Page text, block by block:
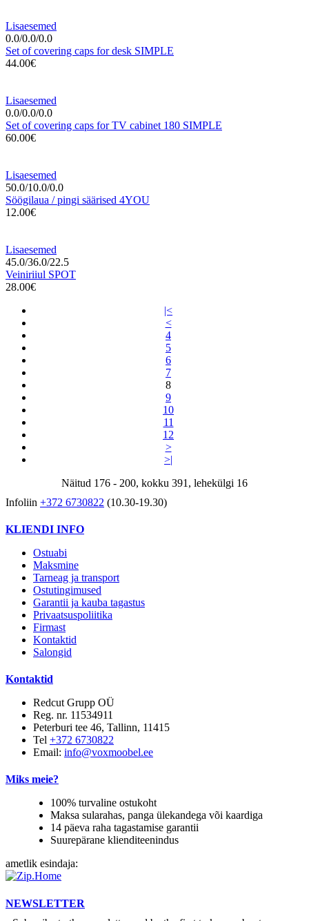
Lisaesemed
0.0/0.0/0.0
Set of covering caps for desk SIMPLE
44.00€
Lisaesemed
0.0/0.0/0.0
Set of covering caps for TV cabinet 180 SIMPLE
60.00€
Lisaesemed
50.0/10.0/0.0
Söögilaua / pingi säärised 4YOU
12.00€
Lisaesemed
45.0/36.0/22.5
Veiniriiul SPOT
28.00€
|<
<
4
5
6
7
8
9
10
11
12
>
>|
Näitud 176 - 200, kokku 391, lehekülgi 16
Infoliin +372 6730822 (10.30-19.30)
KLIENDI INFO
Ostuabi
Maksmine
Tarneag ja transport
Ostutingimused
Garantii ja kauba tagastus
Privaatsuspoliitika
Firmast
Kontaktid
Salongid
Kontaktid
Redcut Grupp OÜ
Reg. nr. 11534911
Peterburi tee 46, Tallinn, 11415
Tel +372 6730822
Email: info@voxmoobel.ee
Miks meie?
100% turvaline ostukoht
Maksa sularahas, panga ülekandega või kaardiga
14 päeva raha tagastamise garantii
Suurepärane klienditeenindus
ametlik esindaja:
NEWSLETTER